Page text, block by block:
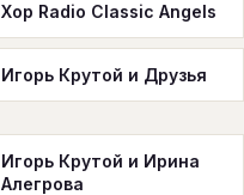
Хор Radio Classic Angels
Игорь Крутой и Друзья
Игорь Крутой и Ирина
Алегрова